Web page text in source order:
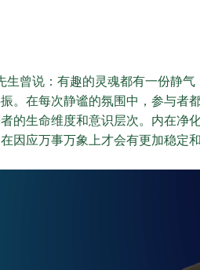
生曾说：有趣的灵魂都有一份静
。在每次静谧的氛围中，参与者
的生命维度和意识层次。内在净
因应万事万象上才会有更加稳定和